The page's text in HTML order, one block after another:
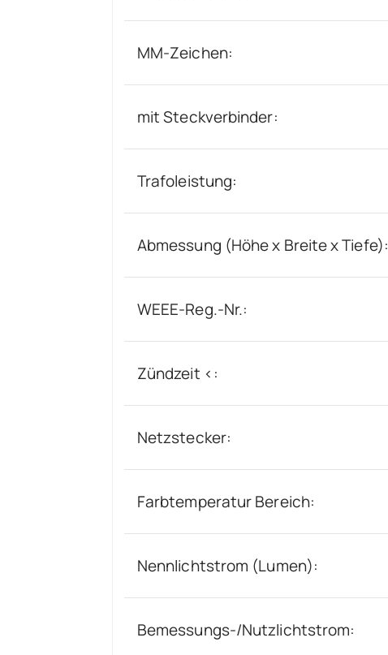
MM-Zeichen:
mit Steckverbinder:
Trafoleistung:
Abmessung (Höhe x Breite x Tiefe):
WEEE-Reg.-Nr.:
Zündzeit <:
Netzstecker:
Farbtemperatur Bereich:
Nennlichtstrom (Lumen):
Bemessungs-/Nutzlichtstrom: